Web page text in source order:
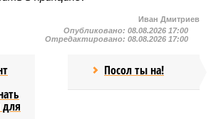
Иван Дмитриев
Опубликовано: 08.08.2026 17:00
Отредактировано: 08.08.2026 17:00
для
Посол ты на!